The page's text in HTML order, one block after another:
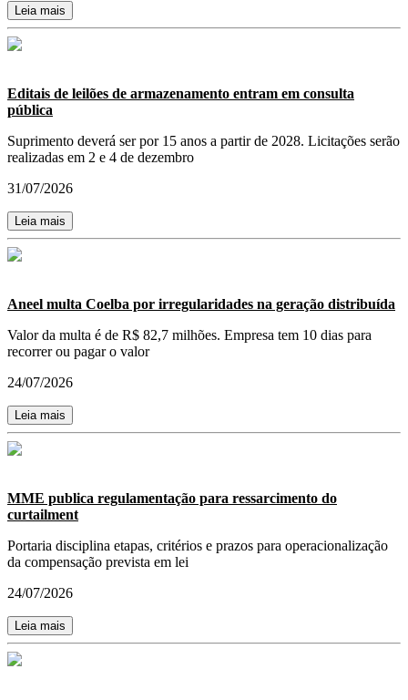
Leia mais
Editais de leilões de armazenamento entram em consulta
pública
Suprimento deverá ser por 15 anos a partir de 2028. Licitações serão
realizadas em 2 e 4 de dezembro
31/07/2026
Leia mais
Aneel multa Coelba por irregularidades na geração distribuída
Valor da multa é de R$ 82,7 milhões. Empresa tem 10 dias para
recorrer ou pagar o valor
24/07/2026
Leia mais
MME publica regulamentação para ressarcimento do
curtailment
Portaria disciplina etapas, critérios e prazos para operacionalização
da compensação prevista em lei
24/07/2026
Leia mais